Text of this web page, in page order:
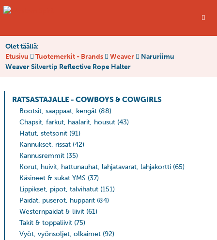
Olet täällä:
Etusivu
Tuotemerkit - Brands Weaver
Naruriimu
Weaver Silvertip Reflective Rope Halter
RATSASTAJALLE - COWBOYS & COWGIRLS
Bootsit, saappaat, kengät (88)
Chapsit, farkut, haalarit, housut (43)
Hatut, stetsonit (91)
Kannukset, rissat (42)
Kannusremmit (35)
Korut, huivit, hattunauhat, lahjatavarat, lahjakortti (65)
Käsineet & sukat YMS (37)
Lippikset, pipot, talvihatut (151)
Paidat, puserot, hupparit (84)
Westernpaidat & liivit (61)
Takit & toppaliivit (75)
Vyöt, vyönsoljet, olkaimet (92)